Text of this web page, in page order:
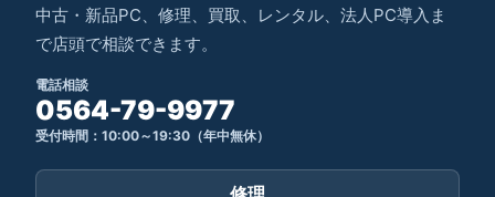
中古・新品PC、修理、買取、レンタル、法人PC導入ま
で店頭で相談できます。
電話相談
0564-79-9977
受付時間：10:00～19:30（年中無休）